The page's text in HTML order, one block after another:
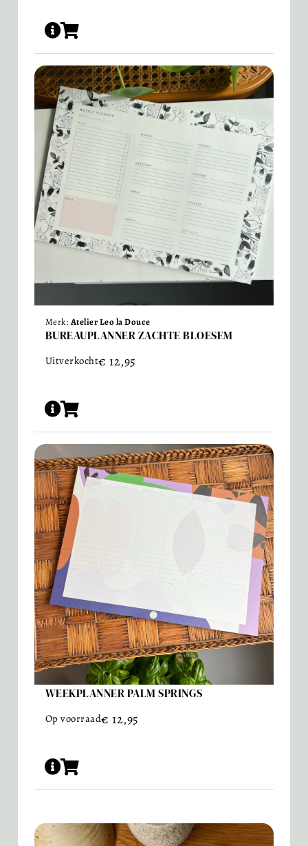
Merk: Atelier Leo la Douce
BUREAUPLANNER ZACHTE BLOESEM
Uitverkocht€ 12,95
WEEKPLANNER PALM SPRINGS
Op voorraad€ 12,95